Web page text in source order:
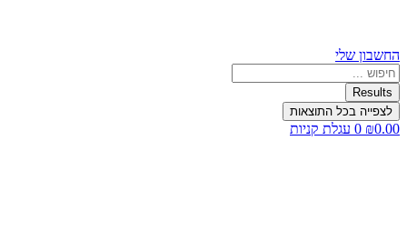
החשבון שלי
Search
...
Results
לצפייה בכל התוצאות
₪0.00
0 עגלת קניות